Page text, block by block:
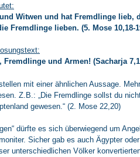
Witwen und hat Fremdlinge lieb,
Fremdlinge lieben. (5. Mose 10,18-
und Armen! (Sacharja
mit einer ähnlichen Aussage.
Z.B.: „Die Fremdlinge sollst du
gewesen.“ (2. Mose 22,20)
dürfte es sich überwiegend um
Sicher gab es auch Ägypter
unterschiedlichen Völker